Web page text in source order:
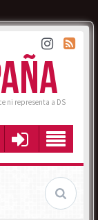
ni representa a DS